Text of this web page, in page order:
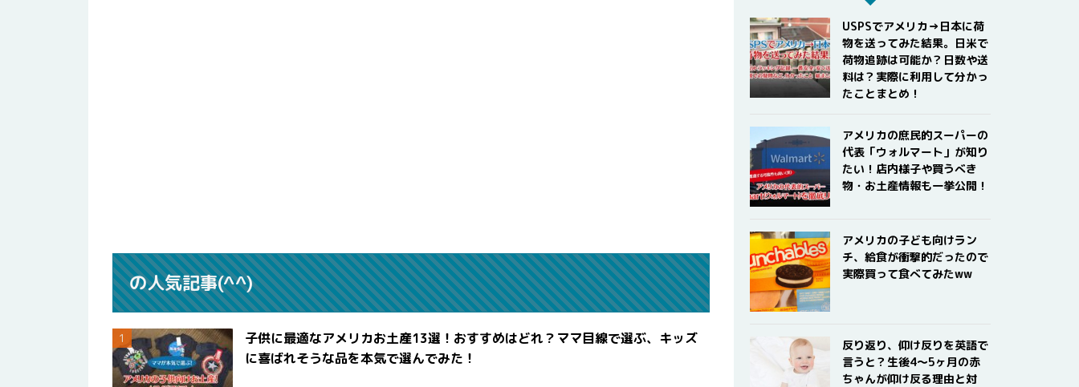
の人気記事(^^)
子供に最適なアメリカお土産13選！おすすめはどれ？ママ目線で選ぶ、キッズ
に喜ばれそうな品を本気で選んでみた！
USPSでアメリカ→日本に荷
物を送ってみた結果。日米で
荷物追跡は可能か？日数や送
料は？実際に利用して分かっ
たことまとめ！
アメリカの庶民的スーパーの
代表「ウォルマート」が知り
たい！店内様子や買うべき
物・お土産情報も一挙公開！
アメリカの子ども向けラン
チ、給食が衝撃的だったので
実際買って食べてみたww
反り返り、仰け反りを英語で
言うと？生後4〜5ヶ月の赤
ちゃんが仰け反る理由と対